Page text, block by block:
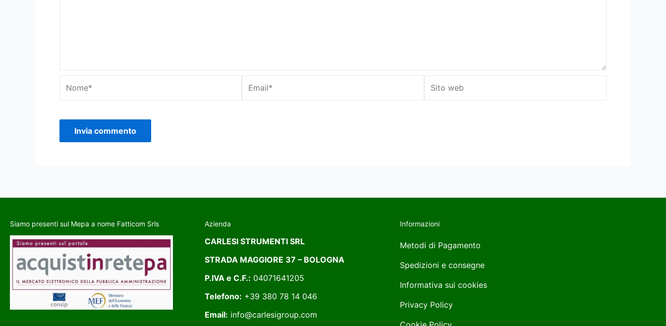
Siamo presenti sul Mepa a nome Fatticom Srls Azienda
CARLESI STRUMENTI SRL
STRADA MAGGIORE 37 – BOLOGNA
P.IVA e C.F.: 04071641205
Telefono: +39 380 78 14 046
Email: info@carlesigroup.com
Informazioni
Metodi di Pagamento
Spedizioni e consegne
Informativa sui cookies
Privacy Policy